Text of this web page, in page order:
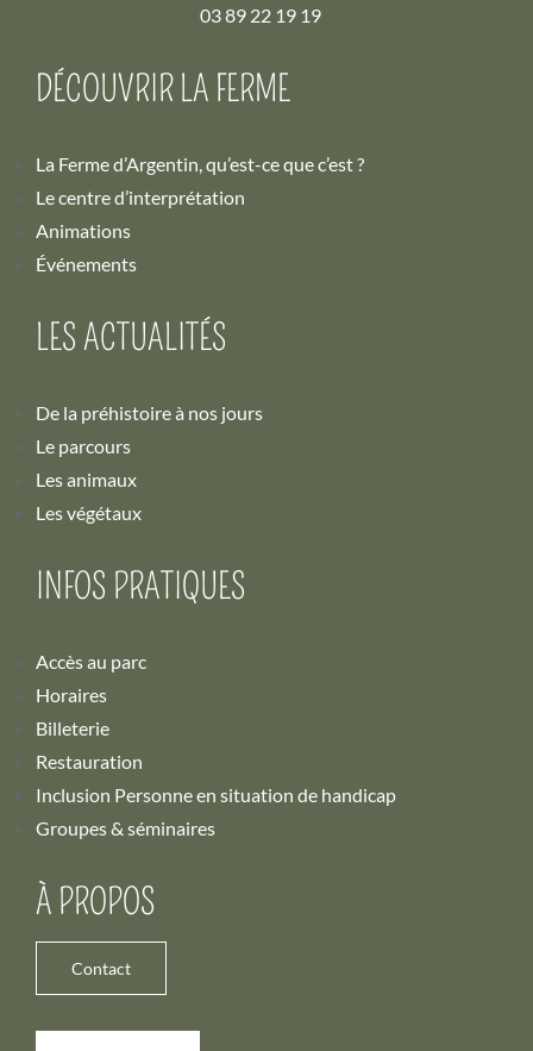
03 89 22 19 19
DÉCOUVRIR LA FERME
La Ferme d’Argentin, qu’est-ce que c’est ?
Le centre d’interprétation
Animations
Événements
LES ACTUALITÉS
De la préhistoire à nos jours
Le parcours
Les animaux
Les végétaux
INFOS PRATIQUES
Accès au parc
Horaires
Billeterie
Restauration
Inclusion Personne en situation de handicap
Groupes & séminaires
À PROPOS
Contact